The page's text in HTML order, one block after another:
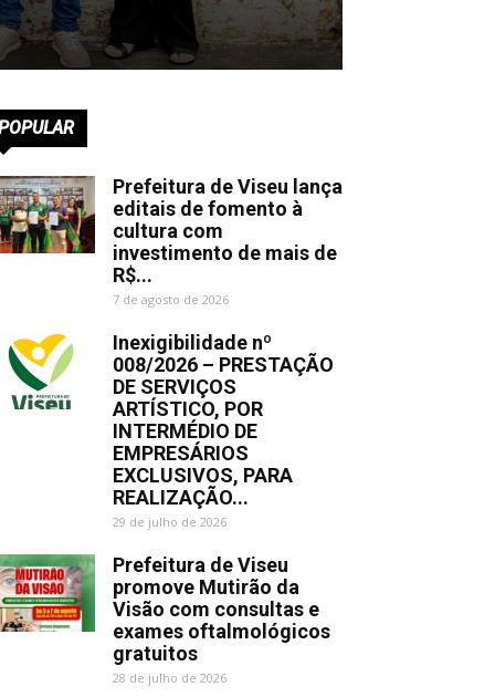
Prefeitura de Viseu lança
editais de fomento à
cultura com
investimento de mais de
R$...
7 de agosto de 2026
Inexigibilidade nº
008/2026 – PRESTAÇÃO
DE SERVIÇOS
ARTÍSTICO, POR
INTERMÉDIO DE
EMPRESÁRIOS
EXCLUSIVOS, PARA
REALIZAÇÃO...
29 de julho de 2026
Prefeitura de Viseu
promove Mutirão da
Visão com consultas e
exames oftalmológicos
gratuitos
28 de julho de 2026